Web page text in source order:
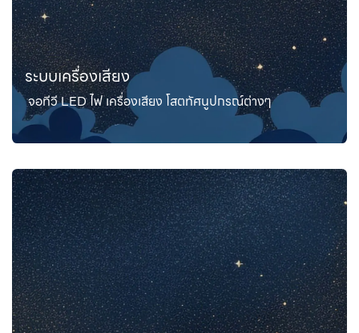
ระบบเครื่องเสียง
จอทีวี LED ไฟ เครื่องเสียง โสตทัศนูปกรณ์ต่างๆ